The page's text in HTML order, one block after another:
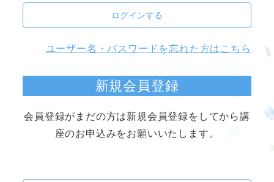
ログインする
ユーザー名・パスワードを忘れた方はこちら
新規会員登録
会員登録がまだの方は新規会員登録をしてから講
座のお申込みをお願いいたします。